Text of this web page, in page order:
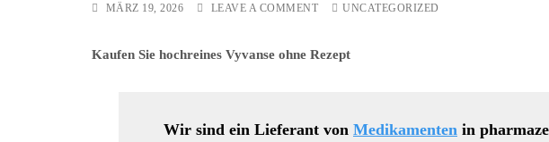
MÄRZ 19, 2026 LEAVE A COMMENTON
MG/50
UNCATEGORIZED
Kaufen Sie hochreines Vyvanse ohne Rezept
Wir sind ein Lieferant von Medikamenten in